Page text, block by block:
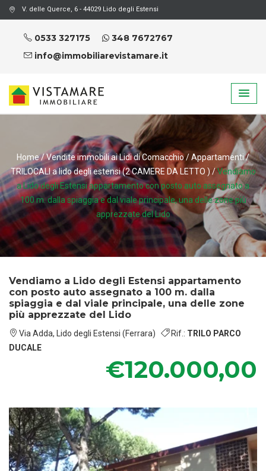
V. delle Querce, 6 - 44029 Lido degli Estensi
0533 327175
348 7672767
info@immobiliarevistamare.it
Home/Vendite immobili ai Lidi di Comacchio/Appartamenti/
TRILOCALI a lido degli estensi (2 CAMERE DA LETTO ) /Vendiamo
a Lido degli Estensi appartamento con posto auto assegnato a
100 m. dalla spiaggia e dal viale principale, una delle zone più
apprezzate del Lido
Vendiamo a Lido degli Estensi appartamento
con posto auto assegnato a 100 m. dalla
spiaggia e dal viale principale, una delle zone
più apprezzate del Lido
Via Adda, Lido degli Estensi (Ferrara) Rif.: TRILO PARCO
DUCALE
€120.000,00